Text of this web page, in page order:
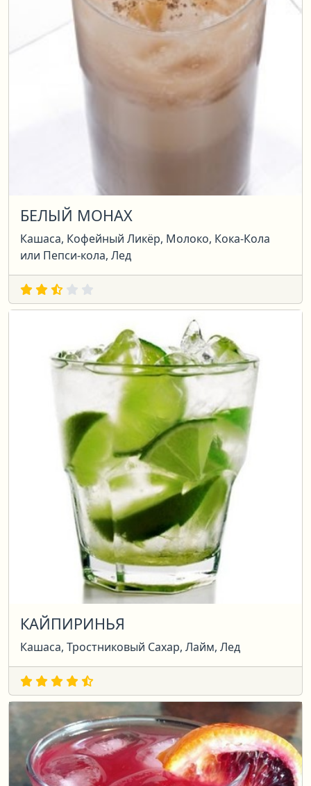
БЕЛЫЙ МОНАХ
Кашаса, Кофейный Ликёр, Молоко, Кока-Кола
или Пепси-кола, Лед
КАЙПИРИНЬЯ
Кашаса, Тростниковый Сахар, Лайм, Лед